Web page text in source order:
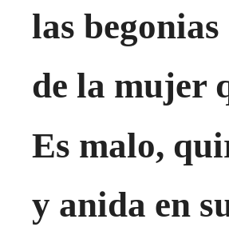
las begonias
de la mujer
Es malo,
y anida en